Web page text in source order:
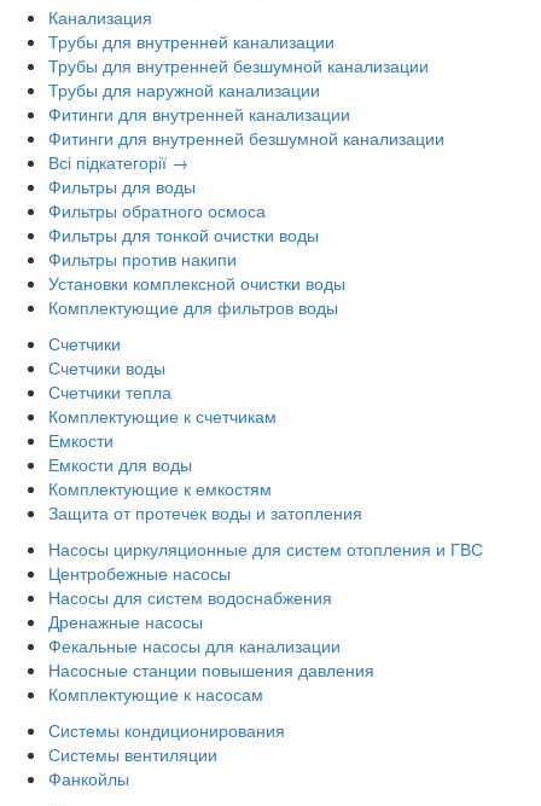
Канализация
Трубы для внутренней канализации
Трубы для внутренней безшумной канализации
Трубы для наружной канализации
Фитинги для внутренней канализации
Фитинги для внутренней безшумной канализации
Всі підкатегорії →
Фильтры для воды
Фильтры обратного осмоса
Фильтры для тонкой очистки воды
Фильтры против накипи
Установки комплексной очистки воды
Комплектующие для фильтров воды
Счетчики
Счетчики воды
Счетчики тепла
Комплектующие к счетчикам
Емкости
Емкости для воды
Комплектующие к емкостям
Защита от протечек воды и затопления
Насосы циркуляционные для систем отопления и ГВС
Центробежные насосы
Насосы для систем водоснабжения
Дренажные насосы
Фекальные насосы для канализации
Насосные станции повышения давления
Комплектующие к насосам
Системы кондиционирования
Системы вентиляции
Фанкойлы